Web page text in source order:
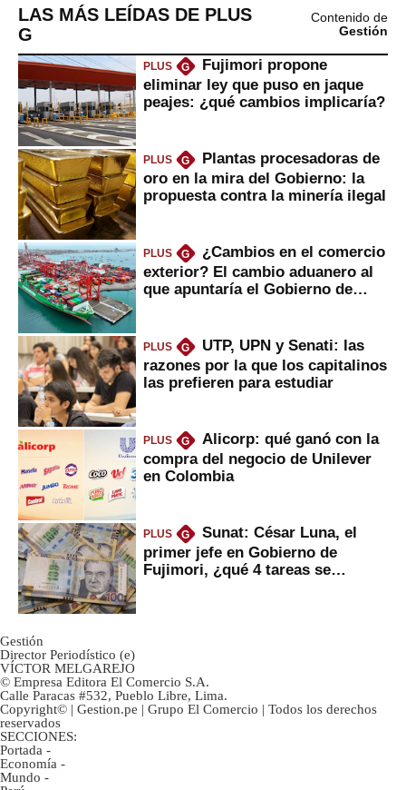
LAS MÁS LEÍDAS DE PLUS
G
Contenido de
Gestión
PLUS G
Fujimori propone
eliminar ley que puso en jaque
peajes: ¿qué cambios implicaría?
PLUS G
Plantas procesadoras de
oro en la mira del Gobierno: la
propuesta contra la minería ilegal
PLUS G
¿Cambios en el comercio
exterior? El cambio aduanero al
que apuntaría el Gobierno de
PLUS G
UTP, UPN y Senati: las
razones por la que los capitalinos
las prefieren para estudiar
PLUS G
Alicorp: qué ganó con la
compra del negocio de Unilever
en Colombia
PLUS G
Sunat: César Luna, el
primer jefe en Gobierno de
Fujimori, ¿qué 4 tareas se
Gestión
Director Periodístico (e)
VÍCTOR MELGAREJO
© Empresa Editora El Comercio S.A.
Calle Paracas #532, Pueblo Libre, Lima.
Copyright© | Gestion.pe | Grupo El Comercio | Todos los derechos
reservados
SECCIONES:
Portada -
Economía -
Mundo -